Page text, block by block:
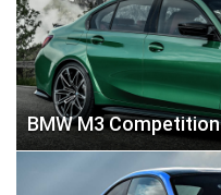
BMW M3 Competition